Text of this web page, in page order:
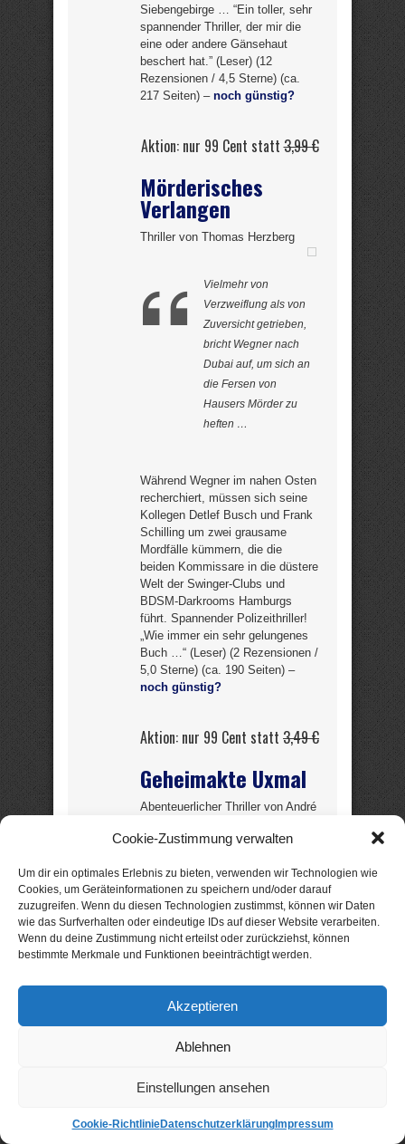
Cookie-Zustimmung verwalten
Um dir ein optimales Erlebnis zu bieten, verwenden wir Technologien wie
Cookies, um Geräteinformationen zu speichern und/oder darauf
zuzugreifen. Wenn du diesen Technologien zustimmst, können wir Daten
wie das Surfverhalten oder eindeutige IDs auf dieser Website verarbeiten.
Wenn du deine Zustimmung nicht erteilst oder zurückziehst, können
bestimmte Merkmale und Funktionen beeinträchtigt werden.
Akzeptieren
Ablehnen
Einstellungen ansehen
Cookie-RichtlinieDatenschutzerklärungImpressum
Siebengebirge … “Ein toller, sehr
spannender Thriller, der mir die
eine oder andere Gänsehaut
beschert hat.” (Leser) (12
Rezensionen / 4,5 Sterne) (ca.
217 Seiten) – noch günstig?
Aktion: nur 99 Cent statt3,99 €
Mörderisches
Verlangen
Thriller von Thomas Herzberg
Vielmehr von
Verzweiflung als von
Zuversicht getrieben,
bricht Wegner nach
Dubai auf, um sich an
die Fersen von
Hausers Mörder zu
heften …
Während Wegner im nahen Osten
recherchiert, müssen sich seine
Kollegen Detlef Busch und Frank
Schilling um zwei grausame
Mordfälle kümmern, die die
beiden Kommissare in die düstere
Welt der Swinger-Clubs und
BDSM-Darkrooms Hamburgs
führt. Spannender Polizeithriller!
„Wie immer ein sehr gelungenes
Buch …“ (Leser) (2 Rezensionen /
5,0 Sterne) (ca. 190 Seiten) –
noch günstig?
Aktion: nur 99 Cent statt 3,49 €
Geheimakte Uxmal
Abenteuerlicher Thriller von André
Boston, 1961: Ein
zwielichtiger
argentinischer Millionär
bietet dem
Archäologen Max
Dschungel von
Yucatán an …
Ein neues Abenteuer für den
Falkenburg; diesmal geht es um